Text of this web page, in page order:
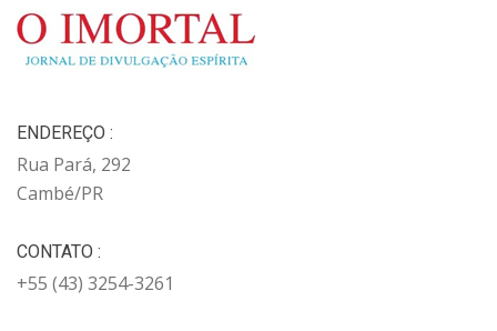
ENDEREÇO :
Rua Pará, 292
Cambé/PR
CONTATO :
+55 (43) 3254-3261